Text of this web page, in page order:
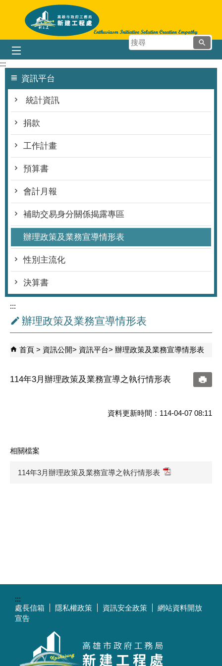
跳到主要內容區塊
搜
尋
:::
資訊平台
統計資訊
捐款
工作計畫
預算書
會計月報
補助交易身分關係揭露專區
辦理政策及業務宣導情形表
性別主流化
決算書
:::
辦理政策及業務宣導情形表
首頁 資訊公開 資訊平台 辦理政策及業務宣導情形表
114年3月辦理政策及業務宣導之執行情形表
資料更新時間：114-04-07 08:11
相關檔案
114年3月辦理政策及業務宣導之執行情形表
:::
處長信箱
隱私權政策 資訊安全政策
網站資料開放
宣告